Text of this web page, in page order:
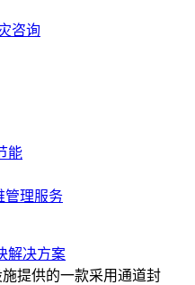
咨询
能
管理服务
解决方案
提供的一款采用通道封